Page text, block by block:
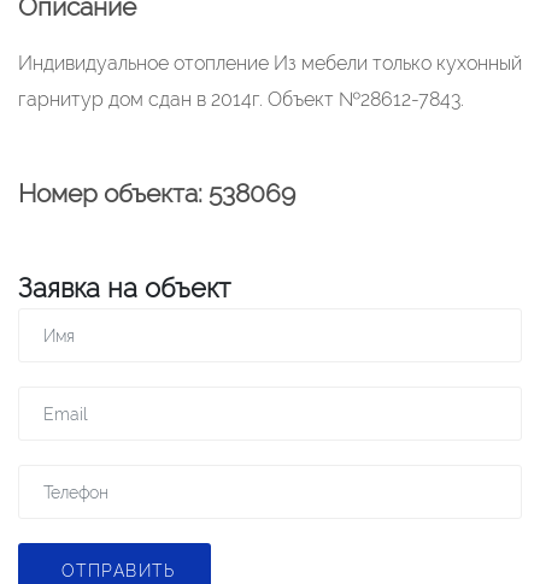
Описание
Индивидуальное отопление Из мебели только кухонный
гарнитур дом сдан в 2014г. Объект №28612-7843.
Номер объекта: 538069
Заявка на объект
ОТПРАВИТЬ